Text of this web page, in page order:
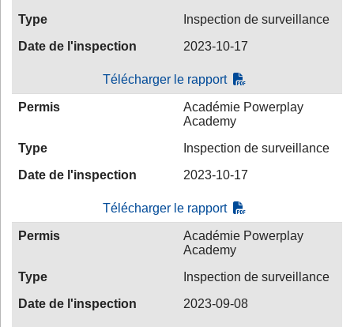
Type
Inspection de surveillance
Date de l'inspection
2023-10-17
Télécharger le rapport
Permis
Académie Powerplay
Academy
Type
Inspection de surveillance
Date de l'inspection
2023-10-17
Télécharger le rapport
Permis
Académie Powerplay
Academy
Type
Inspection de surveillance
Date de l'inspection
2023-09-08